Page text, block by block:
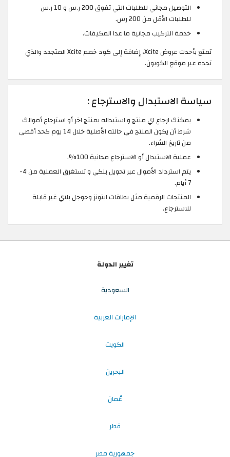
التوصيل مجاني للطلبات التي تفوق 200 ر.س و 10 ر.س
للطلبات الأقل من 200 رس.
خدمة التركيب مجانية ما عدا المكيفات.
تمتع بأحدث عروض Xcite، إضافة إلى كود خصم Xcite المتجدد والذي
تجده عبر موقع الكوبون.
سياسة الاستبدال والاسترجاع :
يمكنك ارجاع اي منتج و استبداله بمنتج اخر أو استرجاع أموالك
شرط أن يكون المنتج في حالته الأصلية خلال 14 يوم كحد أقصى
من تاريخ الشراء.
عملية الاستبدال أو الاسترجاع مجانية 100%.
يتم استرداد الأموال عبر تحويل بنكي و تستغرق العملية من 4-
7 أيام.
المنتجات الرقمية مثل بطاقات ايتونز وجوجل بلاي غير قابلة
للاسترجاع.
تغيير الدولة
السعودية
الإمارات العربية
الكويت
البحرين
عُمان
قطر
جمهورية مصر